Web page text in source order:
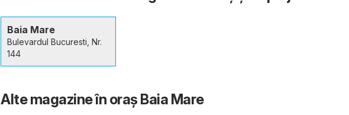
Baia Mare
Bulevardul Bucuresti, Nr.
144
Alte magazine în oraş Baia Mare